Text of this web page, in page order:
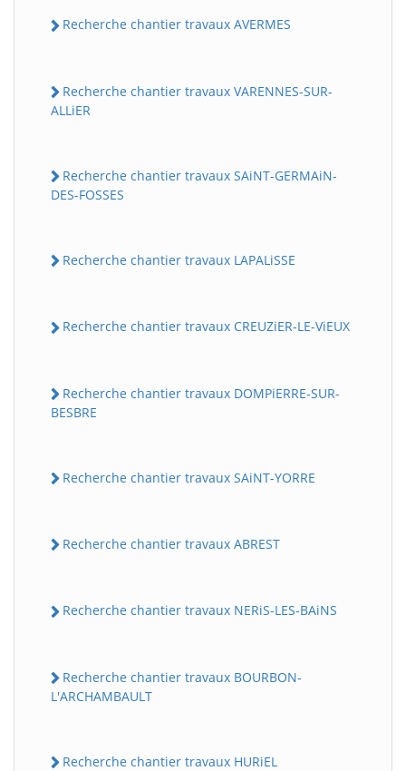
Recherche chantier travaux AVERMES
Recherche chantier travaux VARENNES-SUR-
ALLiER
Recherche chantier travaux SAiNT-GERMAiN-
DES-FOSSES
Recherche chantier travaux LAPALiSSE
Recherche chantier travaux CREUZiER-LE-ViEUX
Recherche chantier travaux DOMPiERRE-SUR-
BESBRE
Recherche chantier travaux SAiNT-YORRE
Recherche chantier travaux ABREST
Recherche chantier travaux NERiS-LES-BAiNS
Recherche chantier travaux BOURBON-
L'ARCHAMBAULT
Recherche chantier travaux HURiEL